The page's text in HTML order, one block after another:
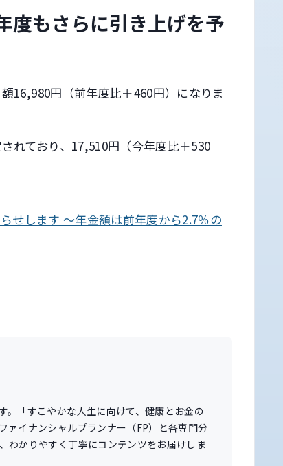
もさらに引き上げを予
16,980円（前年度比＋460円）になりま
れており、17,510円（今年度比＋530
せします ～年金額は前年度から2.7％の
。「すこやかな人生に向けて、健康とお金の
ァイナンシャルプランナー（FP）と各専門分
わかりやすく丁寧にコンテンツをお届けしま